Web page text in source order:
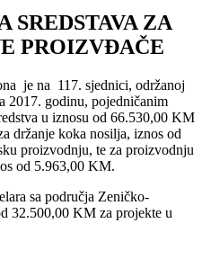
SREDSTAVA ZA
PROIZVĐAČE
je na 117. sjednici, održanoj
2017. godinu, pojedničanim
u iznosu od 66.530,00 KM
držanje koka nosilja, iznos od
proizvodnju, te za proizvodnju
od 5.963,00 KM.
sa područja Zeničko-
32.500,00 KM za projekte u